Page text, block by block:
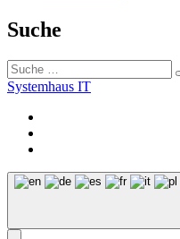
Suche
Tape
Berlin:
Systemhaus IT